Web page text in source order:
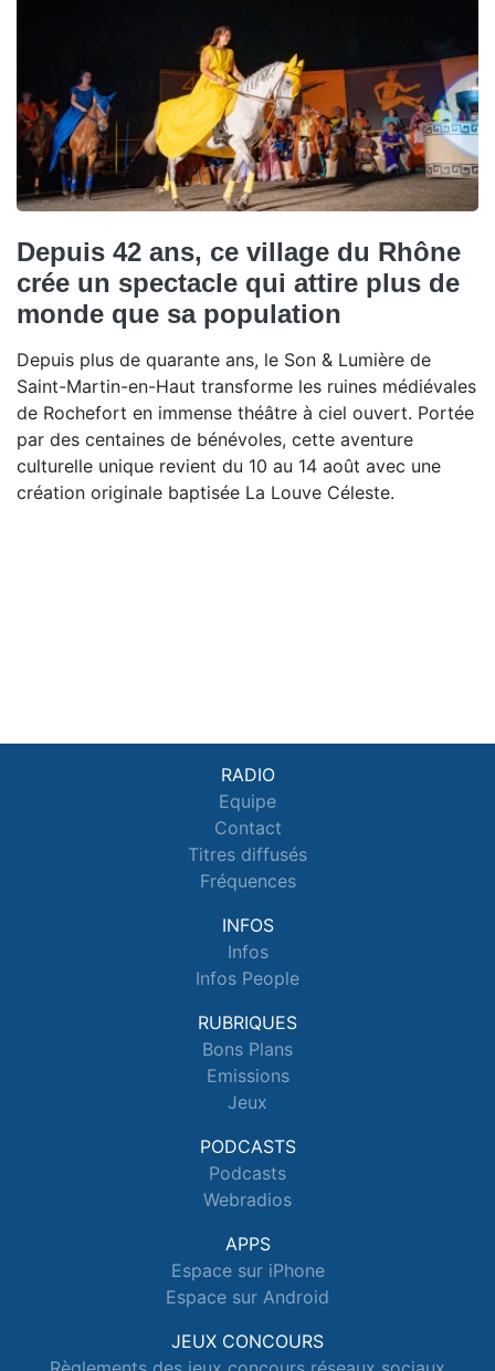
Depuis 42 ans, ce village du Rhône
crée un spectacle qui attire plus de
monde que sa population
Depuis plus de quarante ans, le Son & Lumière de
Saint-Martin-en-Haut transforme les ruines médiévales
de Rochefort en immense théâtre à ciel ouvert. Portée
par des centaines de bénévoles, cette aventure
culturelle unique revient du 10 au 14 août avec une
création originale baptisée La Louve Céleste.
RADIO
Equipe
Contact
Titres diffusés
Fréquences
INFOS
Infos
Infos People
RUBRIQUES
Bons Plans
Emissions
Jeux
PODCASTS
Podcasts
Webradios
APPS
Espace sur iPhone
Espace sur Android
JEUX CONCOURS